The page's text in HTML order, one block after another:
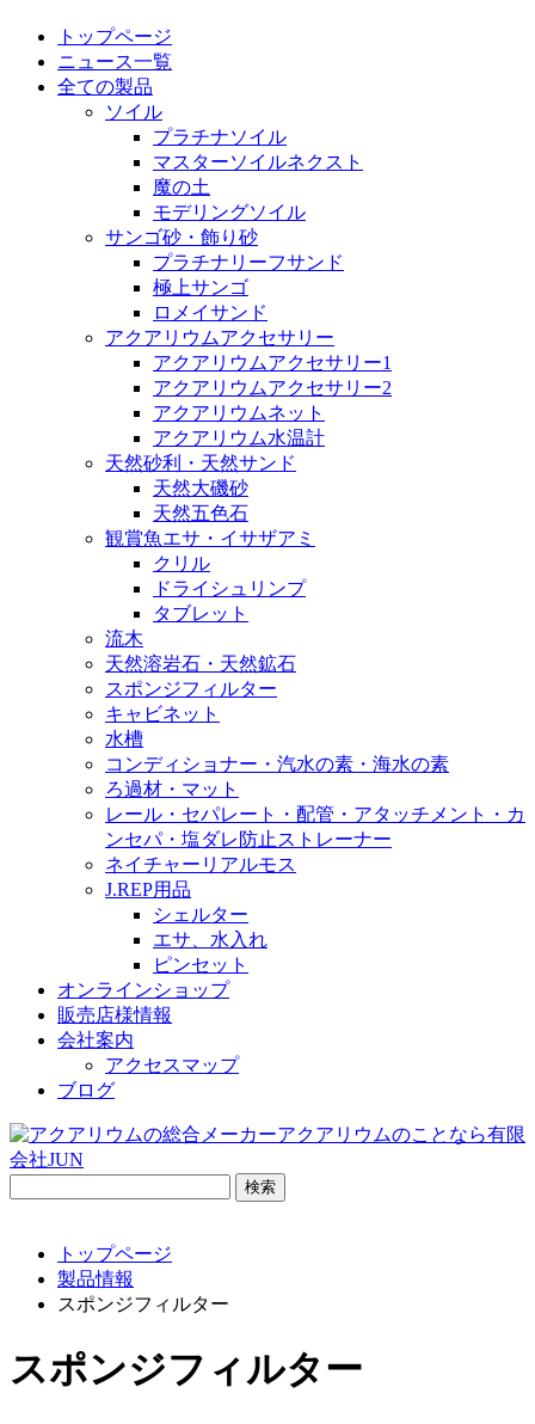
トップページ
ニュース一覧
全ての製品
ソイル
プラチナソイル
マスターソイルネクスト
魔の土
モデリングソイル
サンゴ砂・飾り砂
プラチナリーフサンド
極上サンゴ
ロメイサンド
アクアリウムアクセサリー
アクアリウムアクセサリー1
アクアリウムアクセサリー2
アクアリウムネット
アクアリウム水温計
天然砂利・天然サンド
天然大磯砂
天然五色石
観賞魚エサ・イサザアミ
クリル
ドライシュリンプ
タブレット
流木
天然溶岩石・天然鉱石
スポンジフィルター
キャビネット
水槽
コンディショナー・汽水の素・海水の素
ろ過材・マット
レール・セパレート・配管・アタッチメント・カ
ンセパ・塩ダレ防止ストレーナー
ネイチャーリアルモス
J.REP用品
シェルター
エサ、水入れ
ピンセット
オンラインショップ
販売店様情報
会社案内
アクセスマップ
ブログ
トップページ
製品情報
スポンジフィルター
スポンジフィルター